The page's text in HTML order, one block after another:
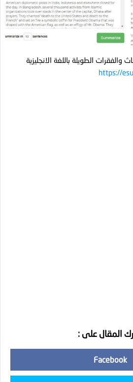
والفقرات الطويلة باللغة الانجليزية
https://
المقال على :
Facebook